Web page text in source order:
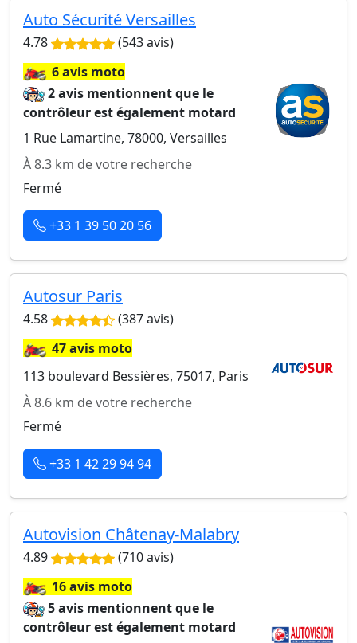
Auto Sécurité Versailles
4.78 (543 avis)
🏍️6 avis moto
2 avis mentionnent que le
contrôleur est également motard
1 Rue Lamartine, 78000, Versailles
À 8.3 km de votre recherche
Fermé
+33 1 39 50 20 56
Autosur Paris
4.58 (387 avis)
🏍️47 avis moto
113 boulevard Bessières, 75017, Paris
À 8.6 km de votre recherche
Fermé
+33 1 42 29 94 94
Autovision Châtenay-Malabry
4.89 (710 avis)
🏍️16 avis moto
5 avis mentionnent que le
contrôleur est également motard